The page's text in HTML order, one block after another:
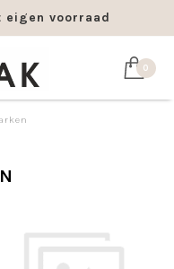
eigen voorraad
0